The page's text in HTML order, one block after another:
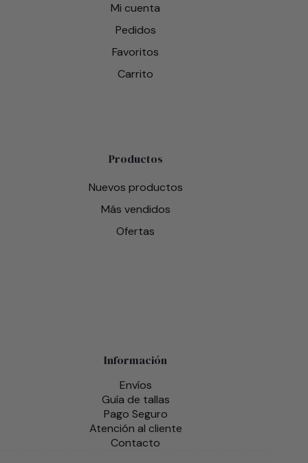
Mi cuenta
Pedidos
Favoritos
Carrito
Productos
Nuevos productos
Más vendidos
Ofertas
Información
Envíos
Guía de tallas
Pago Seguro
Atención al cliente
Contacto